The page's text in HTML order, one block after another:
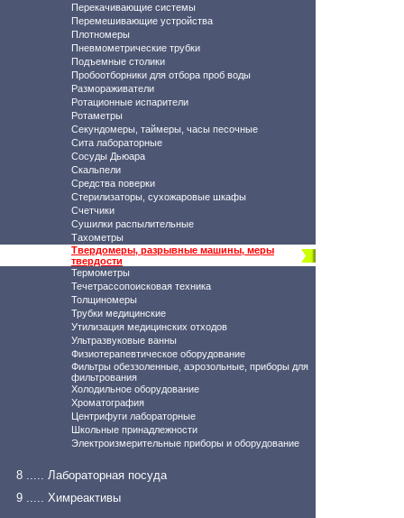
Перекачивающие системы
Перемешивающие устройства
Плотномеры
Пневмометрические трубки
Подъемные столики
Пробоотборники для отбора проб воды
Размораживатели
Ротационные испарители
Ротаметры
Секундомеры, таймеры, часы песочные
Сита лабораторные
Сосуды Дьюара
Скальпели
Средства поверки
Стерилизаторы, сухожаровые шкафы
Счетчики
Сушилки распылительные
Тахометры
Твердомеры, разрывные машины, меры
твердости
Термометры
Течетрассопоисковая техника
Толщиномеры
Трубки медицинские
Утилизация медицинских отходов
Ультразвуковые ванны
Физиотерапевтическое оборудование
Фильтры обеззоленные, аэрозольные, приборы для
фильтрования
Холодильное оборудование
Хроматография
Центрифуги лабораторные
Школьные принадлежности
Электроизмерительные приборы и оборудование
8 ..... Лабораторная посуда
9 ..... Химреактивы